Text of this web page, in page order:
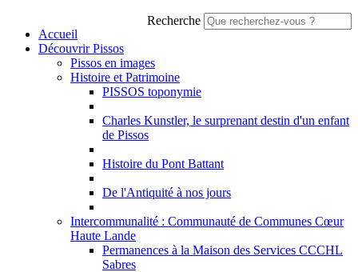
Recherche
Accueil
Découvrir Pissos
Pissos en images
Histoire et Patrimoine
PISSOS toponymie
Charles Kunstler, le surprenant destin d'un enfant
de Pissos
Histoire du Pont Battant
De l'Antiquité à nos jours
Intercommunalité : Communauté de Communes Cœur
Haute Lande
Permanences à la Maison des Services CCCHL
Sabres